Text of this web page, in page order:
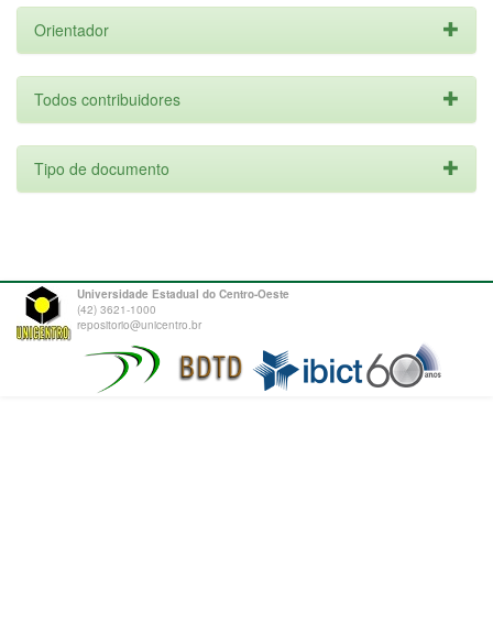
Orientador
Todos contribuidores
Tipo de documento
Universidade Estadual do Centro-Oeste
(42) 3621-1000
repositorio@unicentro.br